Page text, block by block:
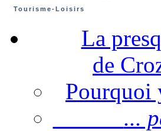
Tourisme-Loisirs
La
de
Pourquoi
...